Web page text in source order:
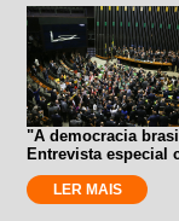
"A democracia
Entrevista especial
LER MAIS